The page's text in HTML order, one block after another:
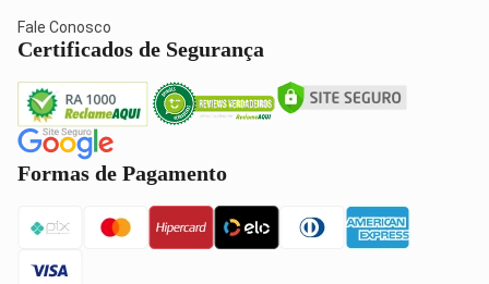
Fale Conosco
Certificados de Segurança
Formas de Pagamento